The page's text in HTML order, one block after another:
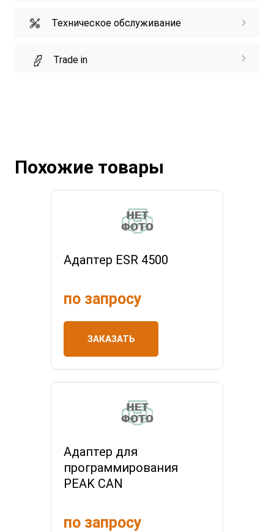
Техническое обслуживание
Trade in
Похожие товары
Адаптер ESR 4500
по запросу
ЗАКАЗАТЬ
Адаптер для
программирования
PEAK CAN
по запросу